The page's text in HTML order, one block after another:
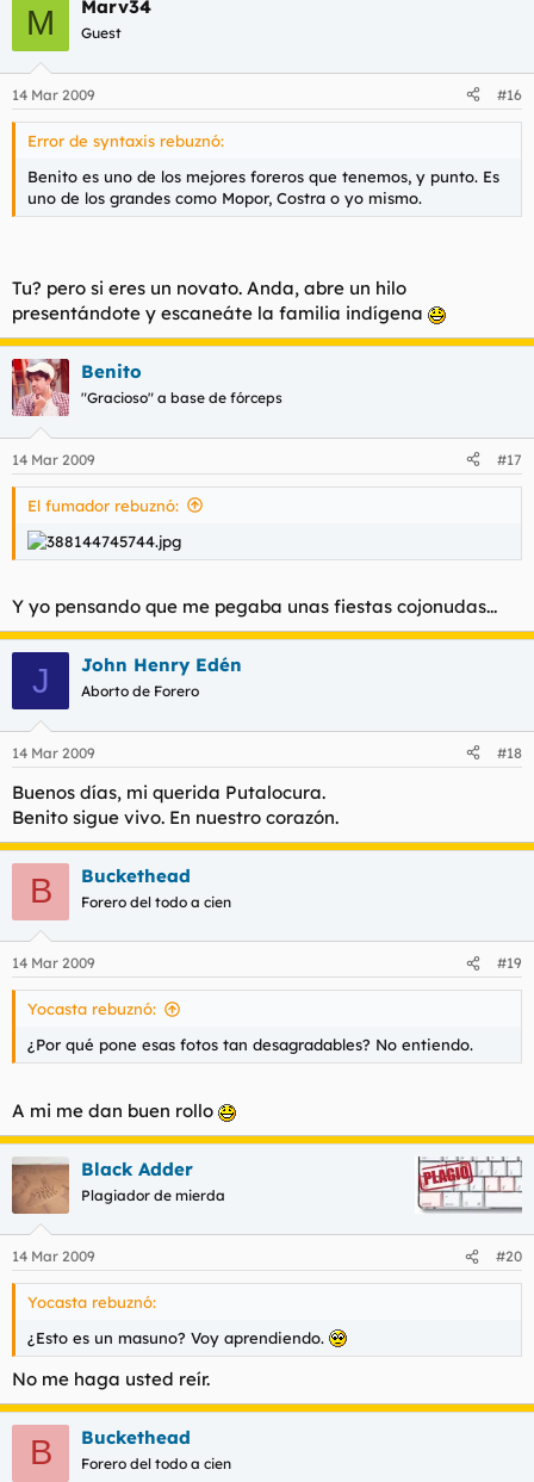
M Marv34
Guest
14 Mar 2009 #16
Error de syntaxis rebuznó:
Benito es uno de los mejores foreros que tenemos, y punto. Es
uno de los grandes como Mopor, Costra o yo mismo.
Tu? pero si eres un novato. Anda, abre un hilo
presentándote y escaneáte la familia indígena
Benito
"Gracioso" a base de fórceps
14 Mar 2009 #17
El fumador rebuznó:
Y yo pensando que me pegaba unas fiestas cojonudas...
J John Henry Edén
Aborto de Forero
14 Mar 2009 #18
Buenos días, mi querida Putalocura.
Benito sigue vivo. En nuestro corazón.
B Buckethead
Forero del todo a cien
14 Mar 2009 #19
Yocasta rebuznó:
¿Por qué pone esas fotos tan desagradables? No entiendo.
A mi me dan buen rollo
Black Adder
Plagiador de mierda
14 Mar 2009 #20
Yocasta rebuznó:
¿Esto es un masuno? Voy aprendiendo.
No me haga usted reír.
B Buckethead
Forero del todo a cien